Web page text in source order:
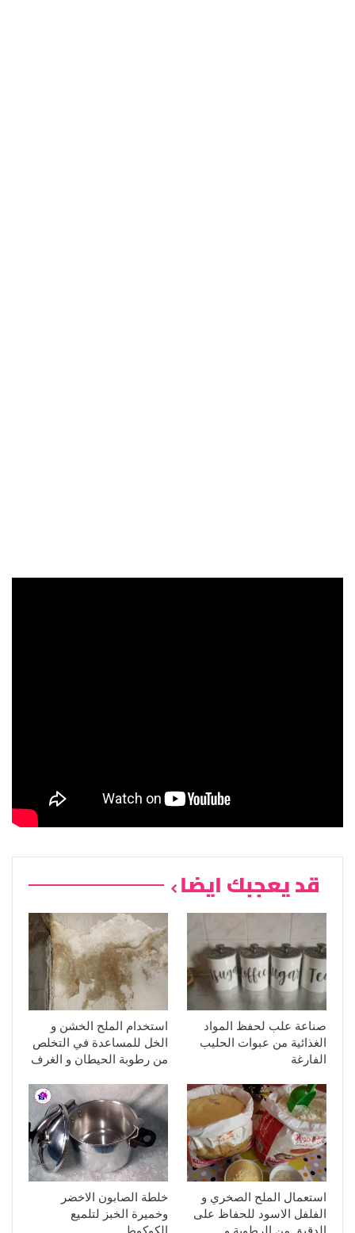
قد يعجبك ايضا
صناعة علب لحفظ المواد
الغذائية من عبوات الحليب
الفارغة
استخدام الملح الخشن و
الخل للمساعدة في التخلص
من رطوبة الحيطان و الغرف
استعمال الملح الصخري و
الفلفل الاسود للحفاظ على
خلطة الصابون الاخضر
وخميرة الخبز لتلميع